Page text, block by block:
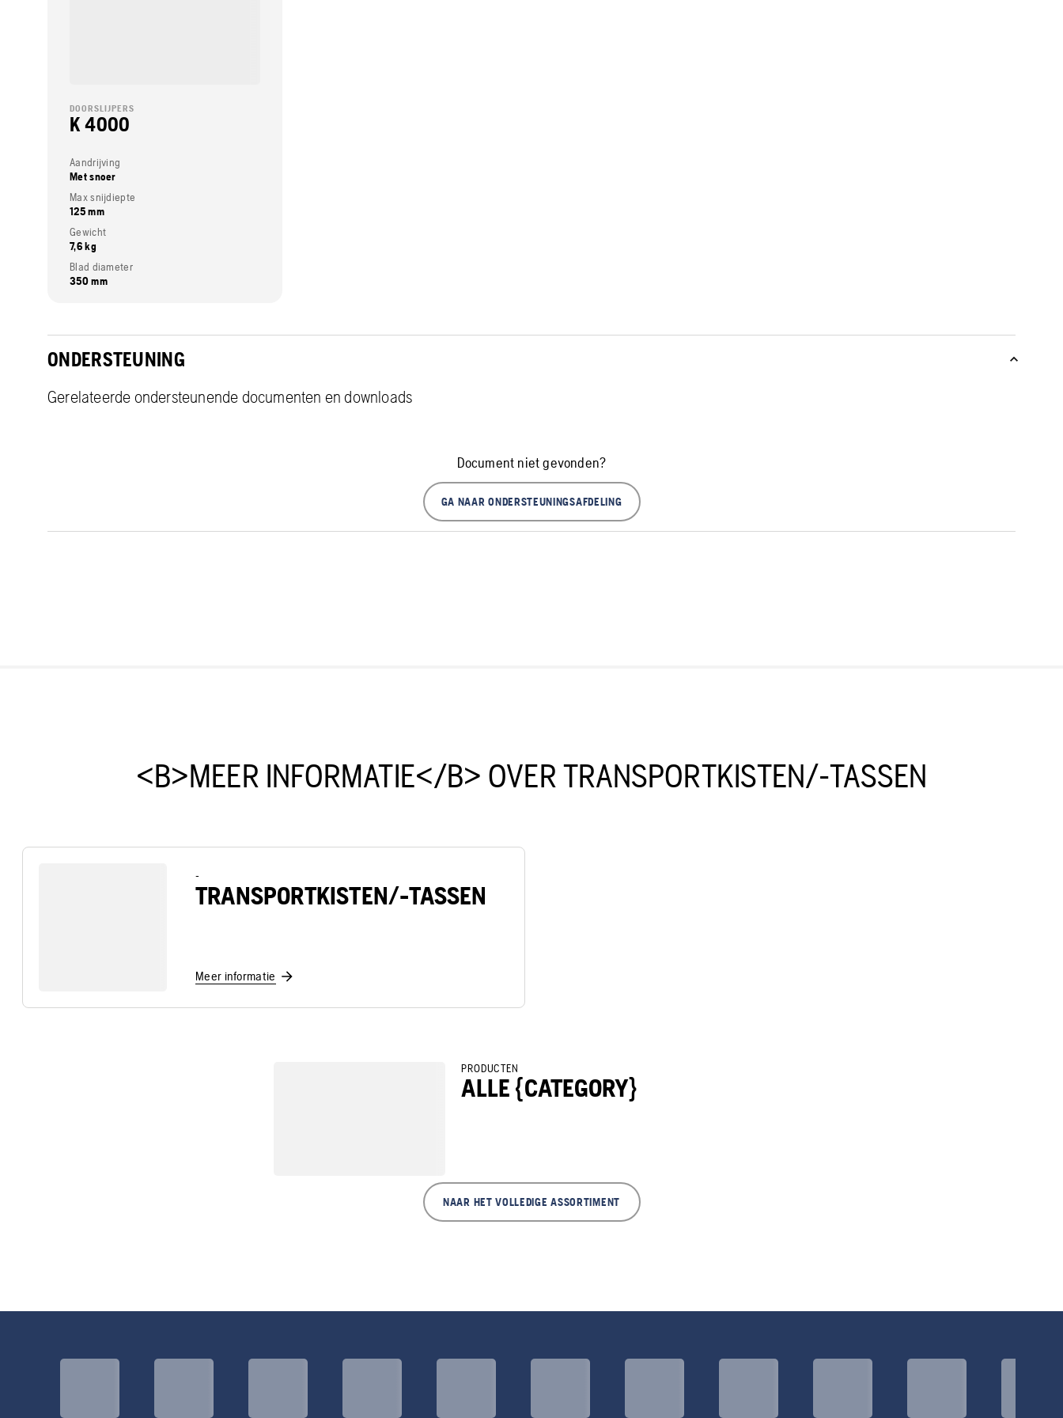
DOORSLIJPERS
K 4000
Aandrijving
Met snoer
Max snijdiepte
125 mm
Gewicht
7,6 kg
Blad diameter
350 mm
ONDERSTEUNING
Gerelateerde ondersteunende documenten en downloads
Document niet gevonden?
GA NAAR ONDERSTEUNINGSAFDELING
<B>MEER INFORMATIE</B> OVER TRANSPORTKISTEN/-TASSEN
-
TRANSPORTKISTEN/-TASSEN
Meer informatie
PRODUCTEN
ALLE {CATEGORY}
NAAR HET VOLLEDIGE ASSORTIMENT